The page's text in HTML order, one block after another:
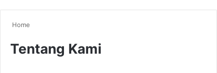
Home
Tentang Kami